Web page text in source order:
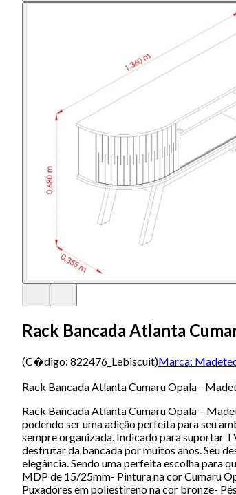
Rack Bancada Atlanta
(C�digo: 822476_Lebiscuit)Marca:
Rack Bancada Atlanta Cumaru Opala -
Rack Bancada Atlanta Cumaru Opala –
podendo ser uma adição perfeita para seu
sempre organizada. Indicado para suportar
desfrutar da bancada por muitos anos. Seu
elegância. Sendo uma perfeita escolha para
MDP de 15/25mm- Pintura na cor Cumaru
Puxadores em poliestireno na cor bronze-